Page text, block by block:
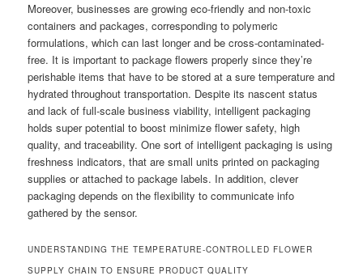
Moreover, businesses are growing eco-friendly and non-toxic
containers and packages, corresponding to polymeric
formulations, which can last longer and be cross-contaminated-
free. It is important to package flowers properly since they’re
perishable items that have to be stored at a sure temperature and
hydrated throughout transportation. Despite its nascent status
and lack of full-scale business viability, intelligent packaging
holds super potential to boost minimize flower safety, high
quality, and traceability. One sort of intelligent packaging is using
freshness indicators, that are small units printed on packaging
supplies or attached to package labels. In addition, clever
packaging depends on the flexibility to communicate info
gathered by the sensor.
UNDERSTANDING THE TEMPERATURE-CONTROLLED FLOWER
SUPPLY CHAIN TO ENSURE PRODUCT QUALITY